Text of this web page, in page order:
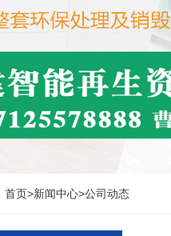
首页>新闻中心>公司动态